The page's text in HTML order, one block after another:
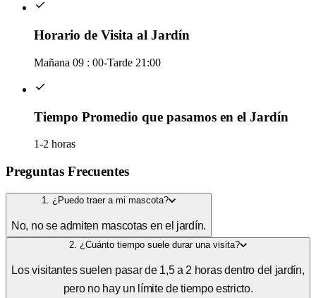
Horario de Visita al Jardín
Mañana 09 : 00-Tarde 21:00
Tiempo Promedio que pasamos en el Jardín
1-2 horas
Preguntas Frecuentes
1. ¿Puedo traer a mi mascota?
No, no se admiten mascotas en el jardín.
2. ¿Cuánto tiempo suele durar una visita?
Los visitantes suelen pasar de 1,5 a 2 horas dentro del jardín,
pero no hay un límite de tiempo estricto.